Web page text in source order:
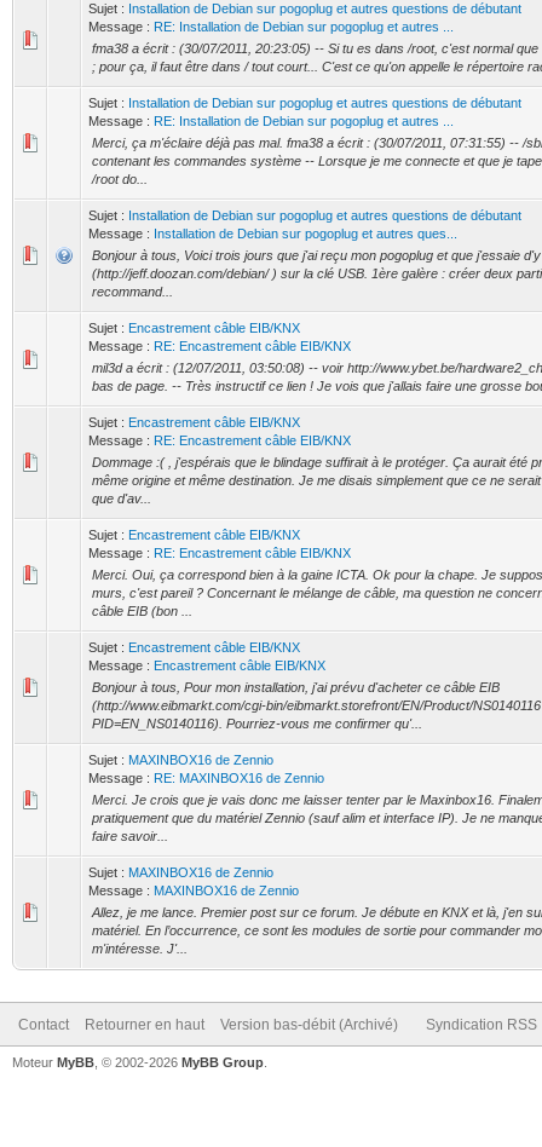
Sujet : Installation de Debian sur pogoplug et autres questions de débutant
Message : RE: Installation de Debian sur pogoplug et autres ...
fma38 a écrit : (30/07/2011, 20:23:05) -- Si tu es dans /root, c'est normal
; pour ça, il faut être dans / tout court... C'est ce qu'on appelle le répertoire
Sujet : Installation de Debian sur pogoplug et autres questions de débutant
Message : RE: Installation de Debian sur pogoplug et autres ...
Merci, ça m'éclaire déjà pas mal. fma38 a écrit : (30/07/2011, 07:31:55) -- /
contenant les commandes système -- Lorsque je me connecte et que je
/root do...
Sujet : Installation de Debian sur pogoplug et autres questions de débutant
Message : Installation de Debian sur pogoplug et autres ques...
Bonjour à tous, Voici trois jours que j'ai reçu mon pogoplug et que j'essaie
(http://jeff.doozan.com/debian/ ) sur la clé USB. 1ère galère : créer deux
recommand...
Sujet : Encastrement câble EIB/KNX
Message : RE: Encastrement câble EIB/KNX
mil3d a écrit : (12/07/2011, 03:50:08) -- voir http://www.ybet.be/
bas de page. -- Très instructif ce lien ! Je vois que j'allais faire une grosse
Sujet : Encastrement câble EIB/KNX
Message : RE: Encastrement câble EIB/KNX
Dommage :( , j'espérais que le blindage suffirait à le protéger. Ça aurait été
même origine et même destination. Je me disais simplement que ce ne
que d'av...
Sujet : Encastrement câble EIB/KNX
Message : RE: Encastrement câble EIB/KNX
Merci. Oui, ça correspond bien à la gaine ICTA. Ok pour la chape. Je
murs, c'est pareil ? Concernant le mélange de câble, ma question ne
câble EIB (bon ...
Sujet : Encastrement câble EIB/KNX
Message : Encastrement câble EIB/KNX
Bonjour à tous, Pour mon installation, j'ai prévu d'acheter ce câble EIB
(http://www.eibmarkt.com/cgi-bin/eibmarkt.storefront/EN/Product/
PID=EN_NS0140116). Pourriez-vous me confirmer qu'...
Sujet : MAXINBOX16 de Zennio
Message : RE: MAXINBOX16 de Zennio
Merci. Je crois que je vais donc me laisser tenter par le Maxinbox16.
pratiquement que du matériel Zennio (sauf alim et interface IP). Je ne
faire savoir...
Sujet : MAXINBOX16 de Zennio
Message : MAXINBOX16 de Zennio
Allez, je me lance. Premier post sur ce forum. Je débute en KNX et là, j'en
matériel. En l’occurrence, ce sont les modules de sortie pour commander
m'intéresse. J'...
Contact Retourner en haut Version bas-débit (Archivé) Syndication RSS
Moteur MyBB , © 2002-2026 MyBB Group